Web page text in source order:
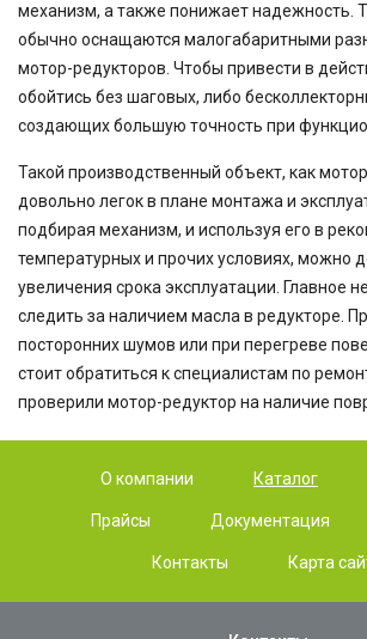
механизм, а также понижает надежность.
обычно оснащаются малогабаритными
мотор-редукторов. Чтобы привести в
обойтись без шаговых, либо
создающих большую точность при
Такой производственный объект, как
довольно легок в плане монтажа и
подбирая механизм, и используя его в
температурных и прочих условиях, можно
увеличения срока эксплуатации. Главное
следить за наличием масла в редукторе.
посторонних шумов или при перегреве
стоит обратиться к специалистам по
проверили мотор-редуктор на наличие
О компании Каталог
Прайсы Документация
Контакты Карта